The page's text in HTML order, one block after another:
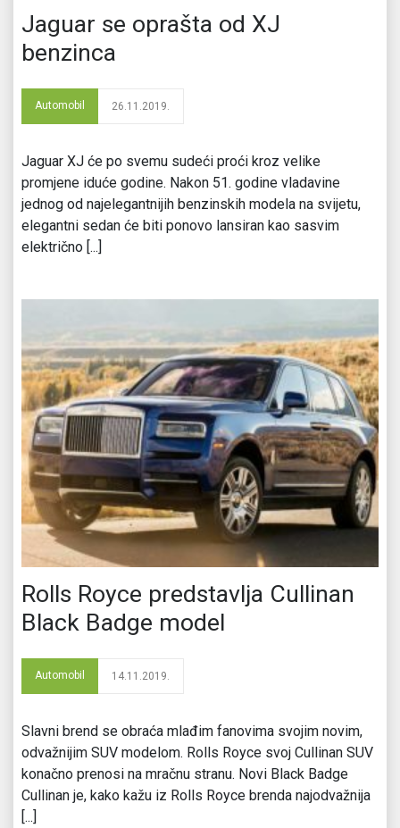
Jaguar se oprašta od XJ
benzinca
Automobil 26.11.2019.
Jaguar XJ će po svemu sudeći proći kroz velike
promjene iduće godine. Nakon 51. godine vladavine
jednog od najelegantnijih benzinskih modela na svijetu,
elegantni sedan će biti ponovo lansiran kao sasvim
električno [...]
Rolls Royce predstavlja Cullinan
Black Badge model
Automobil 14.11.2019.
Slavni brend se obraća mlađim fanovima svojim novim,
odvažnijim SUV modelom. Rolls Royce svoj Cullinan SUV
konačno prenosi na mračnu stranu. Novi Black Badge
Cullinan je, kako kažu iz Rolls Royce brenda najodvažnija
[...]